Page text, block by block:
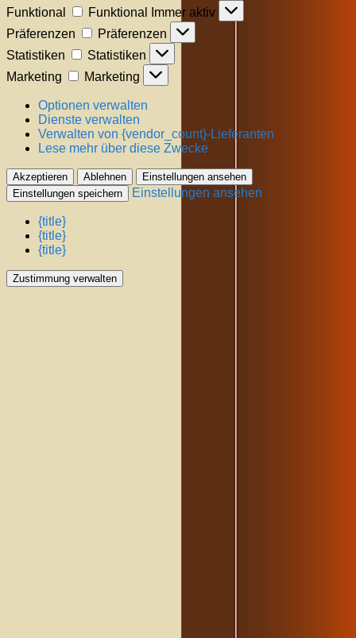
Funktional
Funktional
Immer aktiv
Präferenzen
Präferenzen
Statistiken
Statistiken
Marketing
Marketing
Optionen verwalten
Dienste verwalten
Verwalten von {vendor_count}-Lieferanten
Lese mehr über diese Zwecke
Akzeptieren Ablehnen
Einstellungen ansehen
Einstellungen speichern
Einstellungen ansehen
{title}
{title}
{title}
Zustimmung verwalten